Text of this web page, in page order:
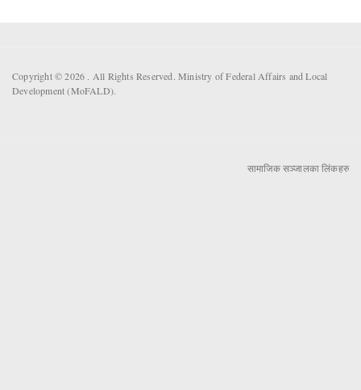
Copyright © 2026 . All Rights Reserved. Ministry of Federal Affairs and Local
Development (MoFALD).
सामाजिक सञ्जालका लिंकहरु